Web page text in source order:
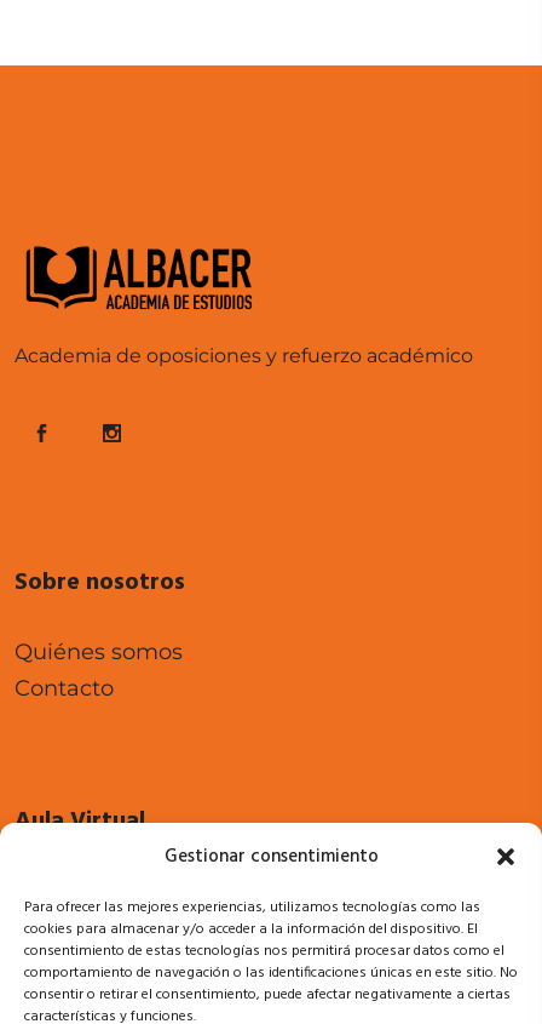
Gestionar consentimiento
Para ofrecer las mejores experiencias, utilizamos tecnologías como las
cookies para almacenar y/o acceder a la información del dispositivo. El
consentimiento de estas tecnologías nos permitirá procesar datos como el
comportamiento de navegación o las identificaciones únicas en este sitio. No
consentir o retirar el consentimiento, puede afectar negativamente a ciertas
características y funciones.
Academia de oposiciones y refuerzo académico
Sobre nosotros
Quiénes somos
Contacto
Aula Virtual
Acceso a campus